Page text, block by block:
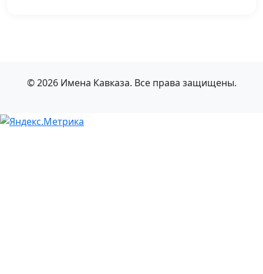
© 2026 Имена Кавказа. Все права защищены.